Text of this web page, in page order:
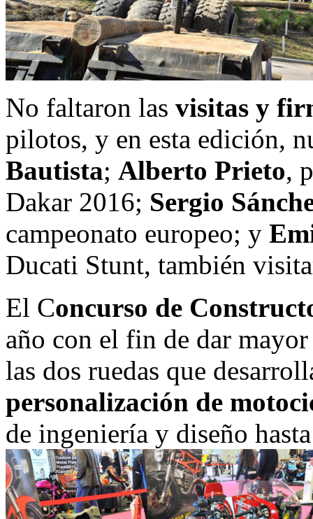
No faltaron las visitas y
pilotos, y en esta edición,
Bautista; Alberto Prieto,
Dakar 2016; Sergio
campeonato europeo; y
Ducati Stunt, también
El Concurso de
año con el fin de dar
las dos ruedas que
personalización de
de ingeniería y diseño